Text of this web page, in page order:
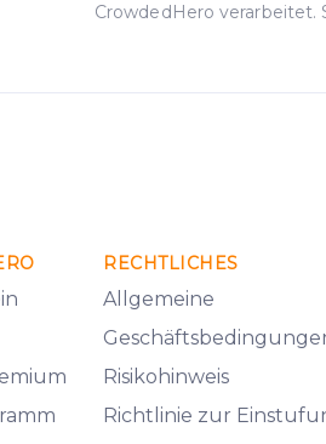
CrowdedHero verarbeitet.
RECHTLICHES
Allgemeine
Risikohinweis
Richtlinie zur